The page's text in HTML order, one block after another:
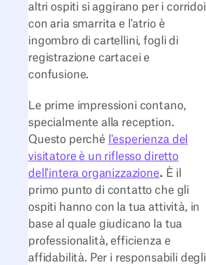
altri ospiti si aggirano per i corridoi
con aria smarrita e l'atrio è
ingombro di cartellini, fogli di
registrazione cartacei e
confusione.
Le prime impressioni contano,
specialmente alla reception.
Questo perché l'esperienza del
visitatore è un riflesso diretto
dell'intera organizzazione. È il
primo punto di contatto che gli
ospiti hanno con la tua attività, in
base al quale giudicano la tua
professionalità, efficienza e
affidabilità. Per i responsabili degli